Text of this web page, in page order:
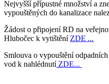
Nejvyšší přípustné množství a
vypouštěných do kanalizace
Žádost o připojení RD na
Hlubočec k vytištění ZDE ...
Smlouva o vypouštění
vod k nahlédnutíZDE...